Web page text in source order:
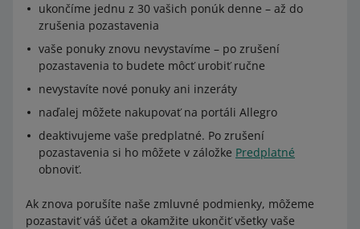
ukončíme jednu z 30 vašich ponúk denne – až do
zrušenia pozastavenia
vaše ponuky znovu nevystavíme – po zrušení
pozastavenia to budete môcť urobiť ručne
nevystavíte nové ponuky ani inzeráty
naďalej môžete nakupovať na portáli Allegro
deaktivujeme vaše predplatné. Po zrušení
pozastavenia si ho môžete v záložke Predplatné
obnoviť.
Ak znova porušíte naše zmluvné podmienky, môžeme
pozastaviť váš účet a okamžite ukončiť všetky vaše